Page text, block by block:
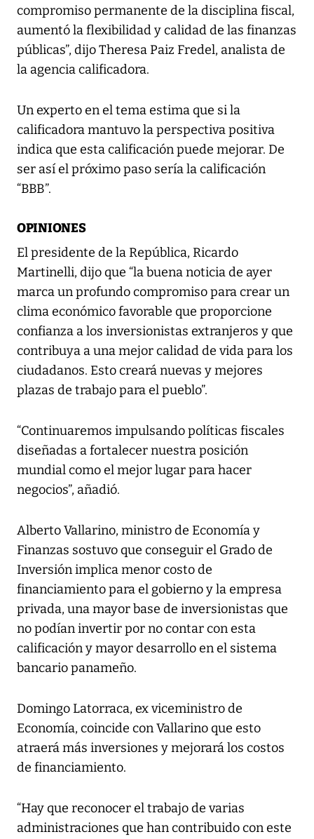
compromiso permanente de la disciplina fiscal,
aumentó la flexibilidad y calidad de las finanzas
públicas”, dijo Theresa Paiz Fredel, analista de
la agencia calificadora.
Un experto en el tema estima que si la
calificadora mantuvo la perspectiva positiva
indica que esta calificación puede mejorar. De
ser así el próximo paso sería la calificación
“BBB”.
OPINIONES
El presidente de la República, Ricardo
Martinelli, dijo que “la buena noticia de ayer
marca un profundo compromiso para crear un
clima económico favorable que proporcione
confianza a los inversionistas extranjeros y que
contribuya a una mejor calidad de vida para los
ciudadanos. Esto creará nuevas y mejores
plazas de trabajo para el pueblo”.
“Continuaremos impulsando políticas fiscales
diseñadas a fortalecer nuestra posición
mundial como el mejor lugar para hacer
negocios”, añadió.
Alberto Vallarino, ministro de Economía y
Finanzas sostuvo que conseguir el Grado de
Inversión implica menor costo de
financiamiento para el gobierno y la empresa
privada, una mayor base de inversionistas que
no podían invertir por no contar con esta
calificación y mayor desarrollo en el sistema
bancario panameño.
Domingo Latorraca, ex viceministro de
Economía, coincide con Vallarino que esto
atraerá más inversiones y mejorará los costos
de financiamiento.
“Hay que reconocer el trabajo de varias
administraciones que han contribuido con este